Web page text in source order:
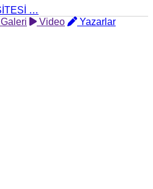
Galeri Video
Yazarlar